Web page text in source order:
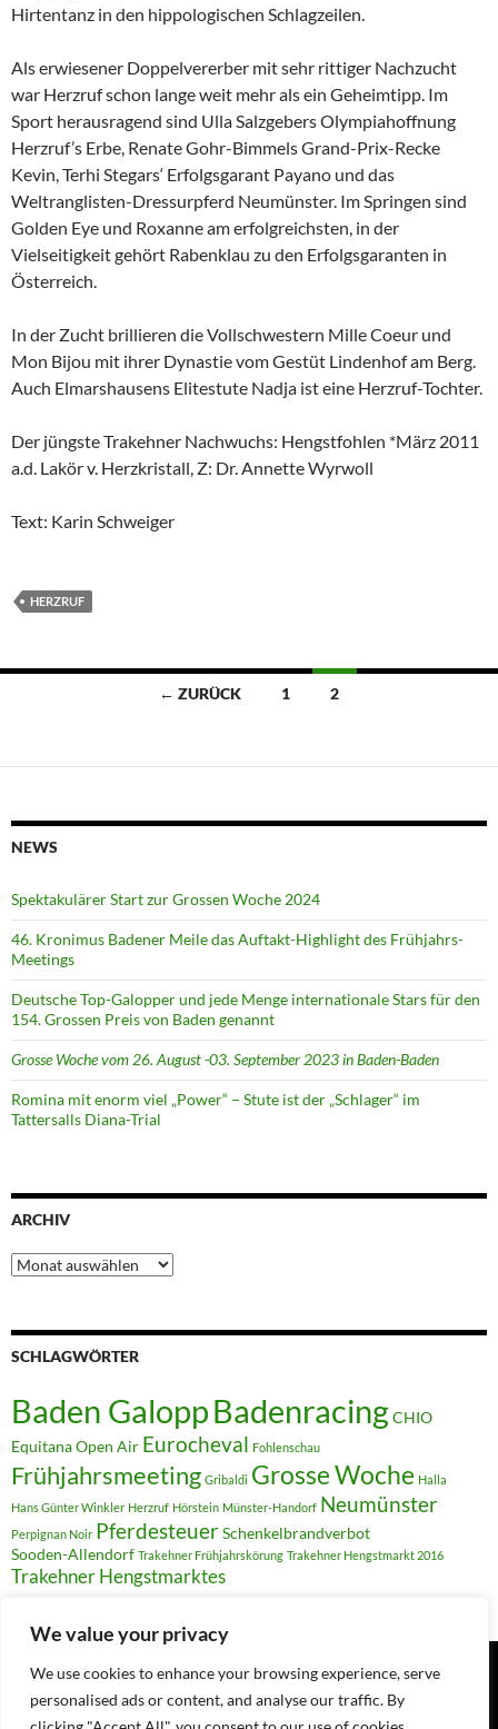
We value your privacy
We use cookies to enhance your browsing experience, serve
personalised ads or content, and analyse our traffic. By
Hirtentanz in den hippologischen Schlagzeilen.
Als erwiesener Doppelvererber mit sehr rittiger Nachzucht
war Herzruf schon lange weit mehr als ein Geheimtipp. Im
Sport herausragend sind Ulla Salzgebers Olympiahoffnung
Herzruf’s Erbe, Renate Gohr-Bimmels Grand-Prix-Recke
Kevin, Terhi Stegars‘ Erfolgsgarant Payano und das
Weltranglisten-Dressurpferd Neumünster. Im Springen sind
Golden Eye und Roxanne am erfolgreichsten, in der
Vielseitigkeit gehört Rabenklau zu den Erfolgsgaranten in
Österreich.
In der Zucht brillieren die Vollschwestern Mille Coeur und
Mon Bijou mit ihrer Dynastie vom Gestüt Lindenhof am Berg.
Auch Elmarshausens Elitestute Nadja ist eine Herzruf-Tochter.
Der jüngste Trakehner Nachwuchs: Hengstfohlen *März 2011
a.d. Lakör v. Herzkristall, Z: Dr. Annette Wyrwoll
Text: Karin Schweiger
HERZRUF
Beitragsnavigation
← ZURÜCK 1 2
NEWS
Spektakulärer Start zur Grossen Woche 2024
46. Kronimus Badener Meile das Auftakt-Highlight des Frühjahrs-
Meetings
Deutsche Top-Galopper und jede Menge internationale Stars für den
154. Grossen Preis von Baden genannt
Grosse Woche vom 26. August -03. September 2023 in Baden-Baden
Romina mit enorm viel „Power“ – Stute ist der „Schlager“ im
Tattersalls Diana-Trial
ARCHIV
Archiv
SCHLAGWÖRTER
Baden GaloppBadenracingCHIO
Equitana Open Air Eurocheval Fohlenschau
Frühjahrsmeeting Gribaldi Grosse Woche Halla
Hans Günter Winkler Herzruf Hörstein Münster-Handorf Neumünster
Perpignan Noir PferdesteuerSchenkelbrandverbot
Sooden-Allendorf Trakehner Frühjahrskörung Trakehner Hengstmarkt 2016
Trakehner Hengstmarktes
Suchen
nach: